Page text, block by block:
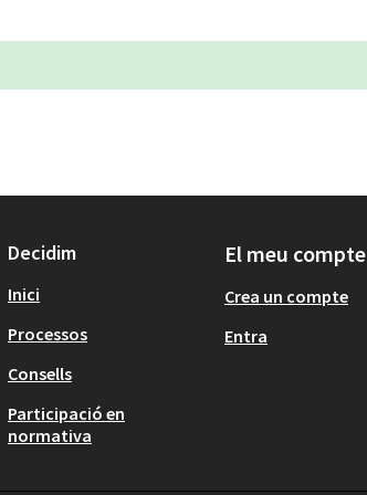
Decidim
Inici
Processos
Consells
Participació en
normativa
El meu compte
Crea un compte
Entra